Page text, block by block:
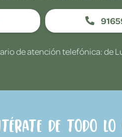
de atención telefónica: de
de todo lo